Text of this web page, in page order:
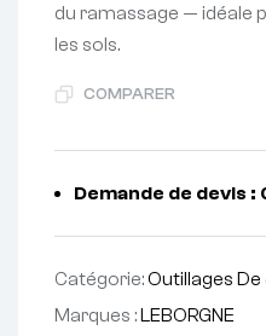
du ramassage — idéale
les sols.
COMPARER
Demande de devis :
Catégorie:Outillages De
Marques :LEBORGNE